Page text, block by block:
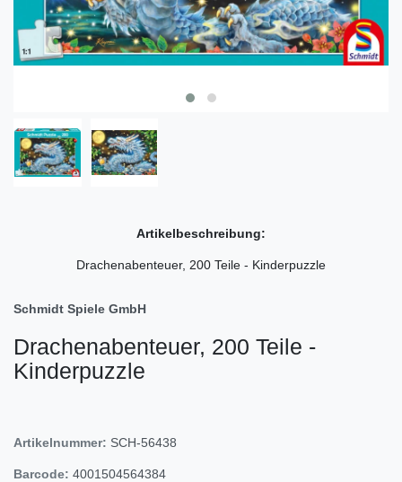
Artikelbeschreibung:
Drachenabenteuer, 200 Teile - Kinderpuzzle
Schmidt Spiele GmbH
Drachenabenteuer, 200 Teile -
Kinderpuzzle
Artikelnummer: SCH-56438
Barcode: 4001504564384